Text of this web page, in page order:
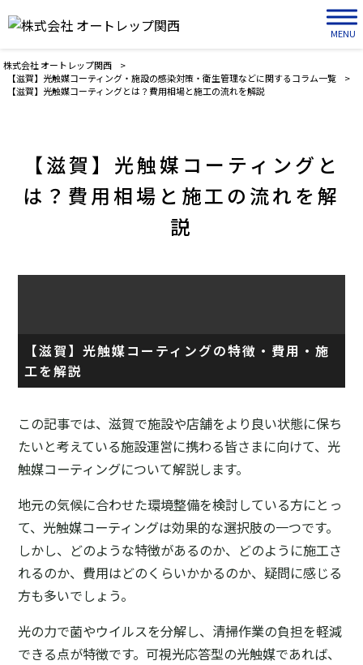
MENU
株式会社 オートレップ関西
>
【滋賀】光触媒コーティング・施設の感染対策・衛生管理などに関するコラム一覧
>
【滋賀】光触媒コーティングとは？費用相場と施工の流れを解説
【滋賀】光触媒コーティングと
は？費用相場と施工の流れを解
説
【滋賀】光触媒コーティングの特徴・費用・施
工を解説
この記事では、滋賀で施設や店舗をより良い状態に保ち
たいと考えている施設運営に携わる皆さまに向けて、光
触媒コーティングについて解説します。
地元の気候に合わせた環境整備を検討している方にとっ
て、光触媒コーティングは効果的な選択肢の一つです。
しかし、どのような特徴があるのか、どのように施工さ
れるのか、費用はどのくらいかかるのか、疑問に感じる
方も多いでしょう。
光の力で菌やウイルスを分解し、清掃作業の負担を軽減
できる点が特徴です。可視光応答型の光触媒であれば、